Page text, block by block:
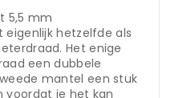
5,5 mm
hetzelfde als
Het enige
een dubbele
mantel een stuk
voordat je het kan